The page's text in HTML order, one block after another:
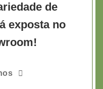
de
exposta no